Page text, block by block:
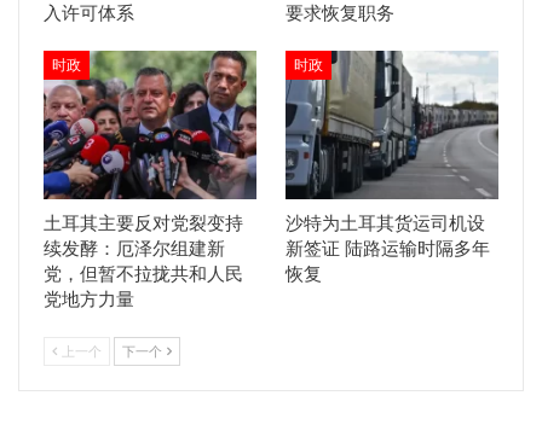
入许可体系
要求恢复职务
时政
土耳其主要反对党裂变持
续发酵：厄泽尔组建新
党，但暂不拉拢共和人民
党地方力量
时政
沙特为土耳其货运司机设
新签证 陆路运输时隔多年
恢复
上一个 下一个